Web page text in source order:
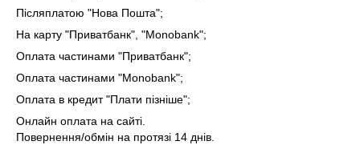
Післяплатою "Нова Пошта";
На карту "Приватбанк", "Monobank";
Оплата частинами "Приватбанк";
Оплата частинами "Monobank";
Оплата в кредит "Плати пізніше";
Онлайн оплата на сайті.
Повернення/обмін на протязі 14 днів.